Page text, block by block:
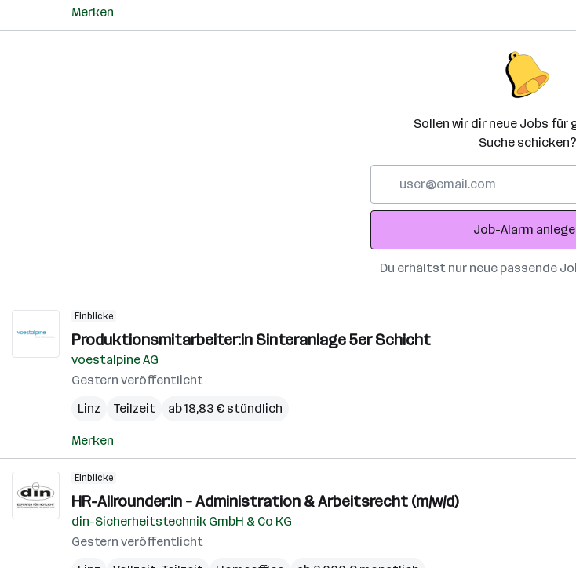
Merken
Sollen wir dir neue Jobs für
Suche schicken?
Adresse
Job-Alarm
Du erhältst nur neue passende
Einblicke
Produktionsmitarbeiter:in Sinteranlage 5er Schicht
voestalpine AG
Gestern veröffentlicht
Linz
Teilzeit ab 18,83 € stündlich
Merken
Einblicke
HR-Allrounder:in – Administration & Arbeitsrecht (m/w/d)
din-Sicherheitstechnik GmbH & Co KG
Gestern veröffentlicht